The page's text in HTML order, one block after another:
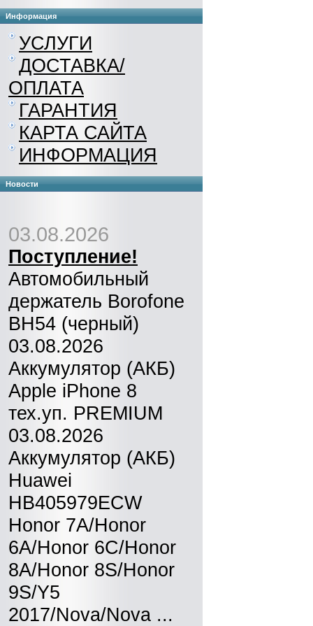
Информация
УСЛУГИ
ДОСТАВКА/
ОПЛАТА
ГАРАНТИЯ
КАРТА САЙТА
ИНФОРМАЦИЯ
Новости
03.08.2026
Поступление!
Автомобильный
держатель Borofone
BH54 (черный)
03.08.2026
Аккумулятор (АКБ)
Apple iPhone 8
тех.уп. PREMIUM
03.08.2026
Аккумулятор (АКБ)
Huawei
HB405979ECW
Honor 7A/Honor
6A/Honor 6C/Honor
8A/Honor 8S/Honor
9S/Y5
2017/Nova/Nova ...